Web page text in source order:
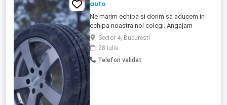
auto
Ne marim echipa si dorim sa aducem in
echipa noastra noi colegi. Angajam
vulcanizator cu experienta. Vulcanizarea
este situata in zona Aparatorii Patriei-
Sector 4. Mediul de lucru este placut.
Oferim salariu motivant si carte de munca.
Sector 4, Bucuresti
28 iulie
Telefon validat